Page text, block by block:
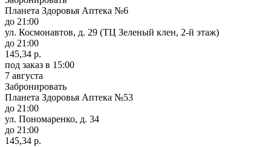
Планета Здоровья Аптека №6
до 21:00
ул. Космонавтов, д. 29 (ТЦ Зеленый клен, 2-й этаж)
до 21:00
145,34 р.
под заказ в 15:00
7 августа
Забронировать
Планета Здоровья Аптека №53
до 21:00
ул. Пономаренко, д. 34
до 21:00
145,34 р.